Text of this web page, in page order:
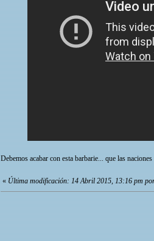
Debemos acabar con esta barbarie... que las
«Última modificación: 14 Abril 2015, 13:16 pm